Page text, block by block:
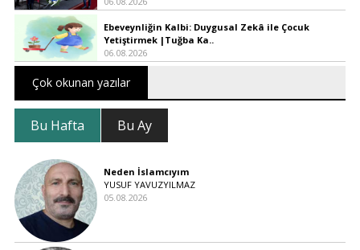
Ebeveynliğin Kalbi: Duygusal Zekâ ile Çocuk
Yetiştirmek |Tuğba Ka..
06.08.2026
Çok okunan yazılar
Bu Hafta Bu Ay
Neden İslamcıyım
YUSUF YAVUZYILMAZ
05.08.2026